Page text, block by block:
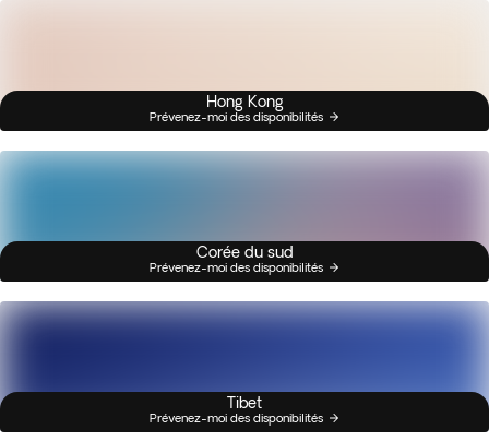
Hong Kong
Prévenez-moi des disponibilités
Corée du sud
Prévenez-moi des disponibilités
Tibet
Prévenez-moi des disponibilités